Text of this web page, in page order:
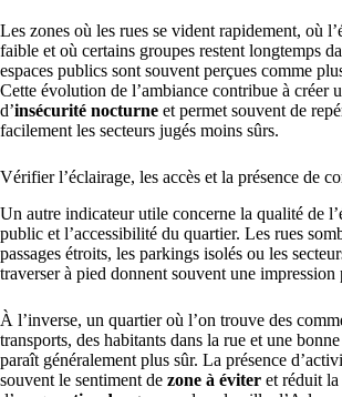
Les zones où les rues se vident rapidement, où
faible et où certains groupes restent longtemps
espaces publics sont souvent perçues comme
Cette évolution de l’ambiance contribue à créer
d’insécurité nocturne et permet souvent de
facilement les secteurs jugés moins sûrs.
Vérifier l’éclairage, les accès et la présence de
Un autre indicateur utile concerne la qualité de
public et l’accessibilité du quartier. Les rues
passages étroits, les parkings isolés ou les
traverser à pied donnent souvent une impression
À l’inverse, un quartier où l’on trouve des
transports, des habitants dans la rue et une
paraît généralement plus sûr. La présence
souvent le sentiment de zone à éviter et réduit